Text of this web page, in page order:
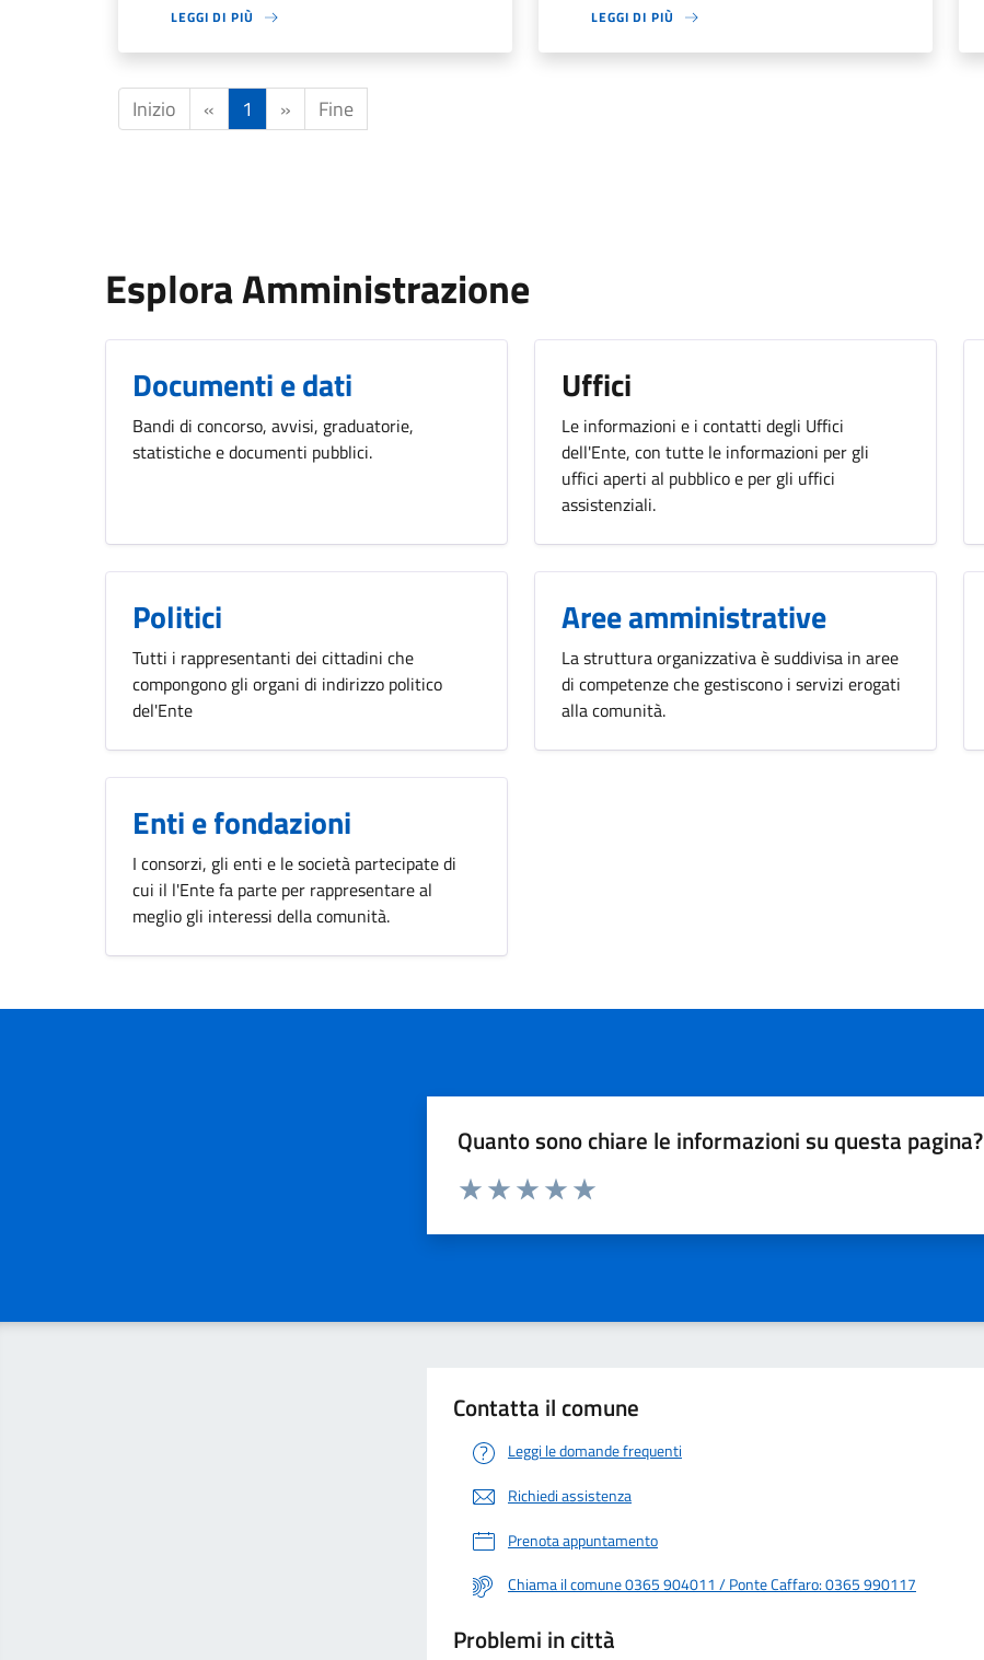
LEGGI DI PIÙ LEGGI DI PIÙ
Inizio « 1 » Fine
Esplora Amministrazione
Documenti e dati
Bandi di concorso, avvisi, graduatorie,
statistiche e documenti pubblici.
Uffici
Le informazioni e i contatti degli Uffici
dell'Ente, con tutte le informazioni per gli
uffici aperti al pubblico e per gli uffici
assistenziali.
Politici
Tutti i rappresentanti dei cittadini che
compongono gli organi di indirizzo politico
del'Ente
Aree amministrative
La struttura organizzativa è suddivisa in aree
di competenze che gestiscono i servizi erogati
alla comunità.
Enti e fondazioni
I consorzi, gli enti e le società partecipate di
cui il l'Ente fa parte per rappresentare al
meglio gli interessi della comunità.
Quanto sono chiare le informazioni su questa pagina?
Valuta da 1 a 5 stelle la pagina
Contatta il comune
Leggi le domande frequenti
Richiedi assistenza
Prenota appuntamento
Chiama il comune 0365 904011 / Ponte Caffaro: 0365 990117
Problemi in città